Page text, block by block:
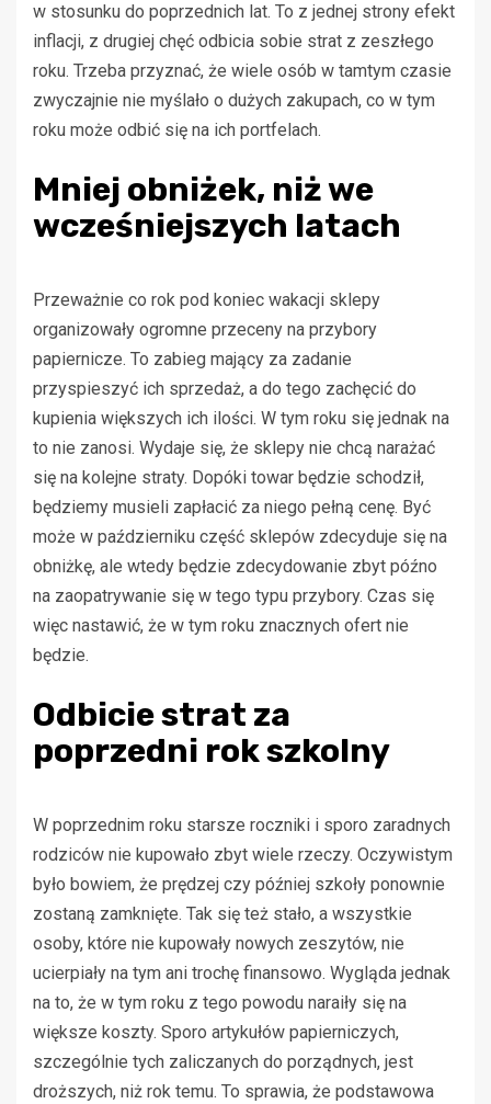
w stosunku do poprzednich lat. To z jednej strony efekt
inflacji, z drugiej chęć odbicia sobie strat z zeszłego
roku. Trzeba przyznać, że wiele osób w tamtym czasie
zwyczajnie nie myślało o dużych zakupach, co w tym
roku może odbić się na ich portfelach.
Mniej obniżek, niż we
wcześniejszych latach
Przeważnie co rok pod koniec wakacji sklepy
organizowały ogromne przeceny na przybory
papiernicze. To zabieg mający za zadanie
przyspieszyć ich sprzedaż, a do tego zachęcić do
kupienia większych ich ilości. W tym roku się jednak na
to nie zanosi. Wydaje się, że sklepy nie chcą narażać
się na kolejne straty. Dopóki towar będzie schodził,
będziemy musieli zapłacić za niego pełną cenę. Być
może w październiku część sklepów zdecyduje się na
obniżkę, ale wtedy będzie zdecydowanie zbyt późno
na zaopatrywanie się w tego typu przybory. Czas się
więc nastawić, że w tym roku znacznych ofert nie
będzie.
Odbicie strat za
poprzedni rok szkolny
W poprzednim roku starsze roczniki i sporo zaradnych
rodziców nie kupowało zbyt wiele rzeczy. Oczywistym
było bowiem, że prędzej czy później szkoły ponownie
zostaną zamknięte. Tak się też stało, a wszystkie
osoby, które nie kupowały nowych zeszytów, nie
ucierpiały na tym ani trochę finansowo. Wygląda jednak
na to, że w tym roku z tego powodu naraiły się na
większe koszty. Sporo artykułów papierniczych,
szczególnie tych zaliczanych do porządnych, jest
droższych, niż rok temu. To sprawia, że podstawowa